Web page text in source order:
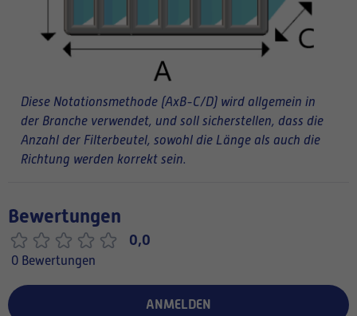
Diese Notationsmethode (AxB-C/D) wird allgemein in
der Branche verwendet, und soll sicherstellen, dass die
Anzahl der Filterbeutel, sowohl die Länge als auch die
Richtung werden korrekt sein.
Bewertungen
0,0
0 Bewertungen
ANMELDEN